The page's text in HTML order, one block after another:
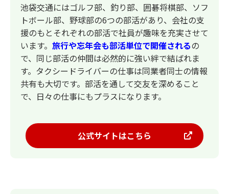
池袋交通にはゴルフ部、釣り部、囲碁将棋部、ソフ
トボール部、野球部の6つの部活があり、会社の支
援のもとそれぞれの部活で社員が趣味を充実させて
います。 旅行や忘年会も部活単位で開催されるの
で、同じ部活の仲間は必然的に強い絆で結ばれま
す。タクシードライバーの仕事は同業者同士の情報
共有も大切です。部活を通して交友を深めること
で、日々の仕事にもプラスになります。
公式サイトはこちら